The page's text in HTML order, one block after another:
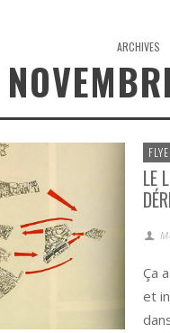
ARCHIVES
LE
Ça
et